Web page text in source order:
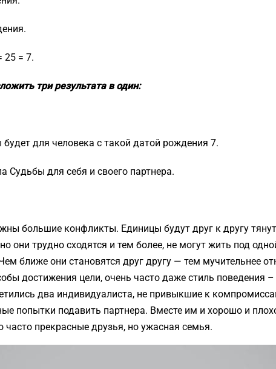
25 = 7.
три результата в один:
для человека с такой датой рождения 7.
Судьбы для себя и своего партнера.
большие конфликты. Единицы будут друг к другу
они трудно сходятся и тем более, не могут жить под
ближе они становятся друг другу — тем мучительнее
достижения цели, очень часто даже стиль поведения
два индивидуалиста, не привыкшие к
попытки подавить партнера. Вместе им и хорошо и
часто прекрасные друзья, но ужасная семья.